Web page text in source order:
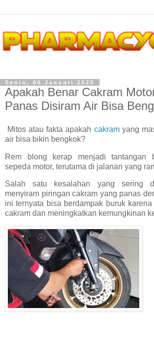
Senin, 06 Januari 2025
Apakah Benar Cakram
Panas Disiram Air Bisa
Mitos atau fakta apakah cakramyang
air bisa bikin bengkok?
Rem blong kerap menjadi tantangan
sepeda motor, terutama di jalanan yang
Salah satu kesalahan yang sering
menyiram piringan cakram yang panas
ini ternyata bisa berdampak buruk
cakram dan meningkatkan kemungkinan